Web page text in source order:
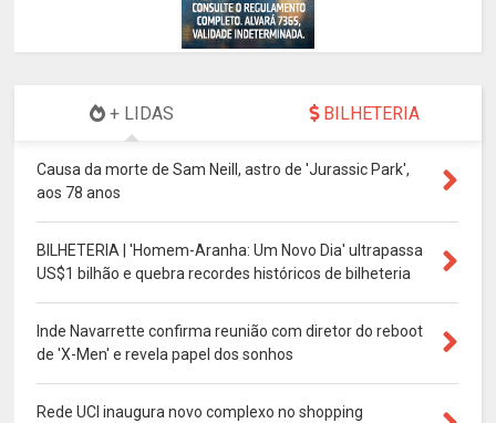
+ LIDAS BILHETERIA
Causa da morte de Sam Neill, astro de 'Jurassic Park',
aos 78 anos
BILHETERIA | 'Homem-Aranha: Um Novo Dia' ultrapassa
US$1 bilhão e quebra recordes históricos de bilheteria
Inde Navarrette confirma reunião com diretor do reboot
de 'X-Men' e revela papel dos sonhos
Rede UCI inaugura novo complexo no shopping